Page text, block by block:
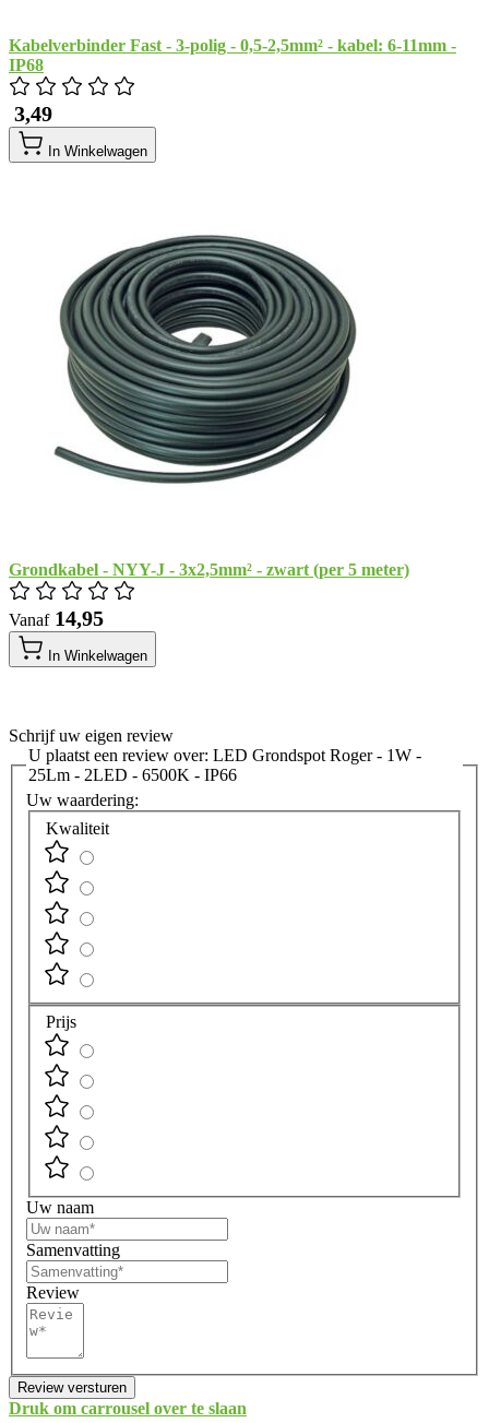
Kabelverbinder Fast - 3-polig - 0,5-2,5mm² - kabel: 6-11mm -
IP68
​ 3,49
In Winkelwagen
Grondkabel - NYY-J - 3x2,5mm² - zwart (per 5 meter)
Vanaf​ 14,95
In Winkelwagen
Schrijf uw eigen review
U plaatst een review over: LED Grondspot Roger - 1W -
25Lm - 2LED - 6500K - IP66
Uw waardering:
Kwaliteit
Prijs
Uw naam
Samenvatting
Review
Review versturen
Druk om carrousel over te slaan